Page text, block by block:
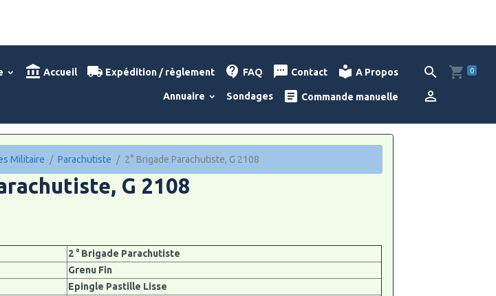
Accueil Expédition / règlement FAQ Contact A Propos
Annuaire Sondages Commande manuelle
0
Militaire Parachutiste 2° Brigade Parachutiste, G 2108
G 2108
2 ° Brigade Parachutiste
Grenu Fin
Epingle Pastille Lisse